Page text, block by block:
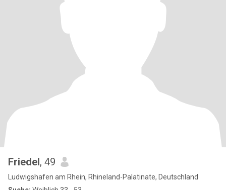
Friedel, 49
Ludwigshafen am Rhein, Rhineland-Palatinate, Deutschland